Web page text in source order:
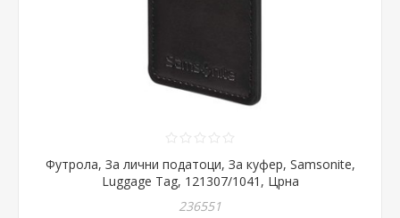
Футрола, За лични податоци, За куфер, Samsonite,
Luggage Tag, 121307/1041, Црна
236551